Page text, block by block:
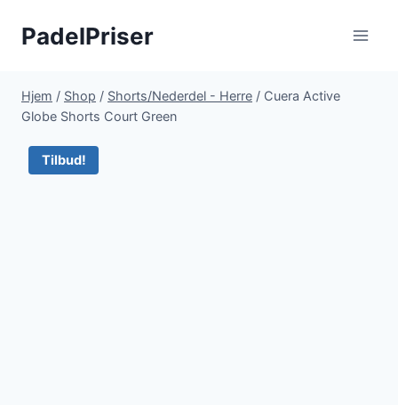
PadelPriser
Hjem / Shop / Shorts/Nederdel - Herre / Cuera Active
Globe Shorts Court Green
Tilbud!